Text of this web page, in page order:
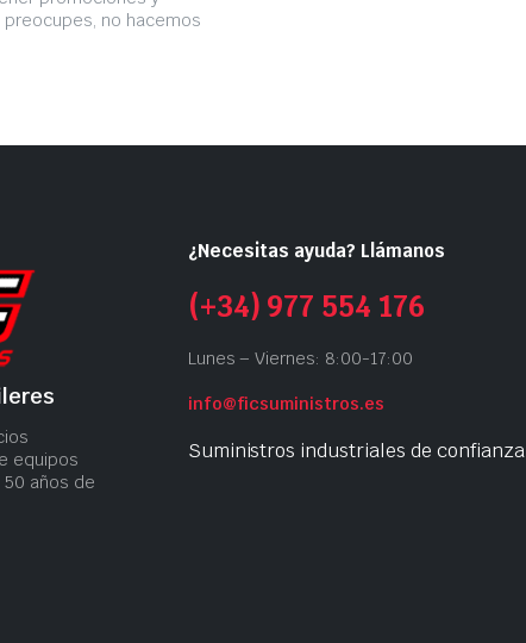
preocupes, no hacemos
equipos
años de
¿Necesitas ayuda? Llámanos
(+34) 977 554 176
Lunes – Viernes: 8:00-17:00
info@ficsuministros.es
Suministros industriales de confianza